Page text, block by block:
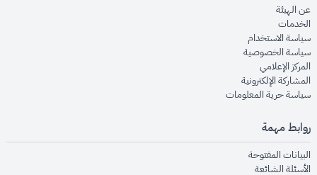
عن الهيئةopens in new window
الخدماتopens in new window
سياسة الاستخدام
سياسة الخصوصيةopens in new window
المركز الإعلاميopens in new window
المشاركة الإلكترونيةopens in new window
سياسة حرية المعلوماتopens in new window
روابط مهمة
البيانات المفتوحةopens in new window
الأسئلة الشائعةopens in new window